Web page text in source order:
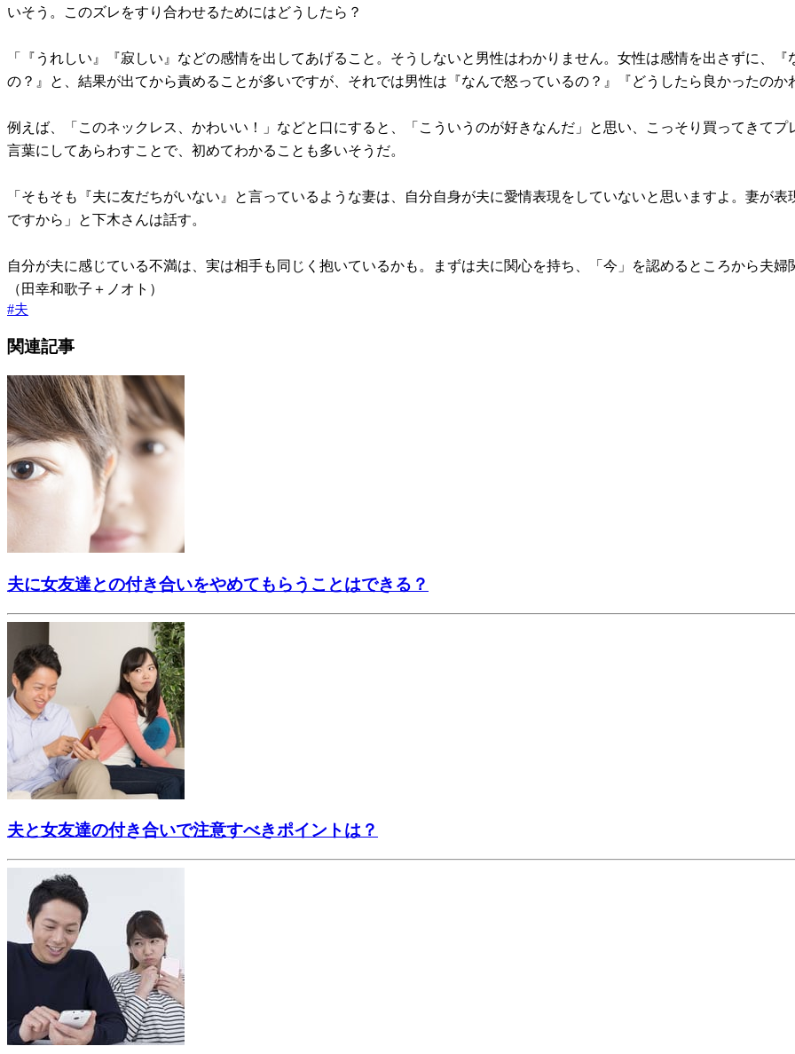
いそう。このズレをすり合わせるためにはどうしたら？
「『うれしい』『寂しい』などの感情を出してあげること。そうしないと男性はわかりません。女性は感情を出さずに、
の？』と、結果が出てから責めることが多いですが、それでは男性は『なんで怒っているの？』『どうしたら良かったのか
例えば、「このネックレス、かわいい！」などと口にすると、「こういうのが好きなんだ」と思い、こっそり買ってきて
言葉にしてあらわすことで、初めてわかることも多いそうだ。
「そもそも『夫に友だちがいない』と言っているような妻は、自分自身が夫に愛情表現をしていないと思いますよ。妻が
ですから」と下木さんは話す。
自分が夫に感じている不満は、実は相手も同じく抱いているかも。まずは夫に関心を持ち、「今」を認めるところから夫婦
（田幸和歌子＋ノオト）
#夫
関連記事
夫に女友達との付き合いをやめてもらうことはできる？
夫と女友達の付き合いで注意すべきポイントは？